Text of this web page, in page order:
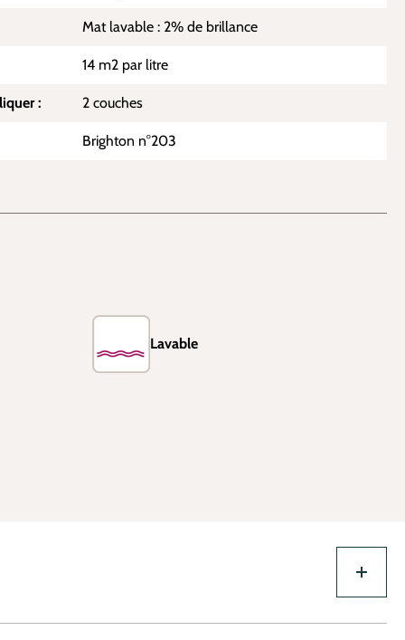
Mat lavable : 2% de brillance
14 m2 par litre
: 2 couches
Brighton n°203
Lavable